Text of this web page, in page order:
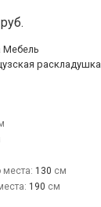
руб.
Мебель
раскладушка
места: 130
190